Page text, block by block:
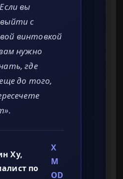
вы
с
винтовкой
нужно
где
до того,
Ху,
по
X
M
OD